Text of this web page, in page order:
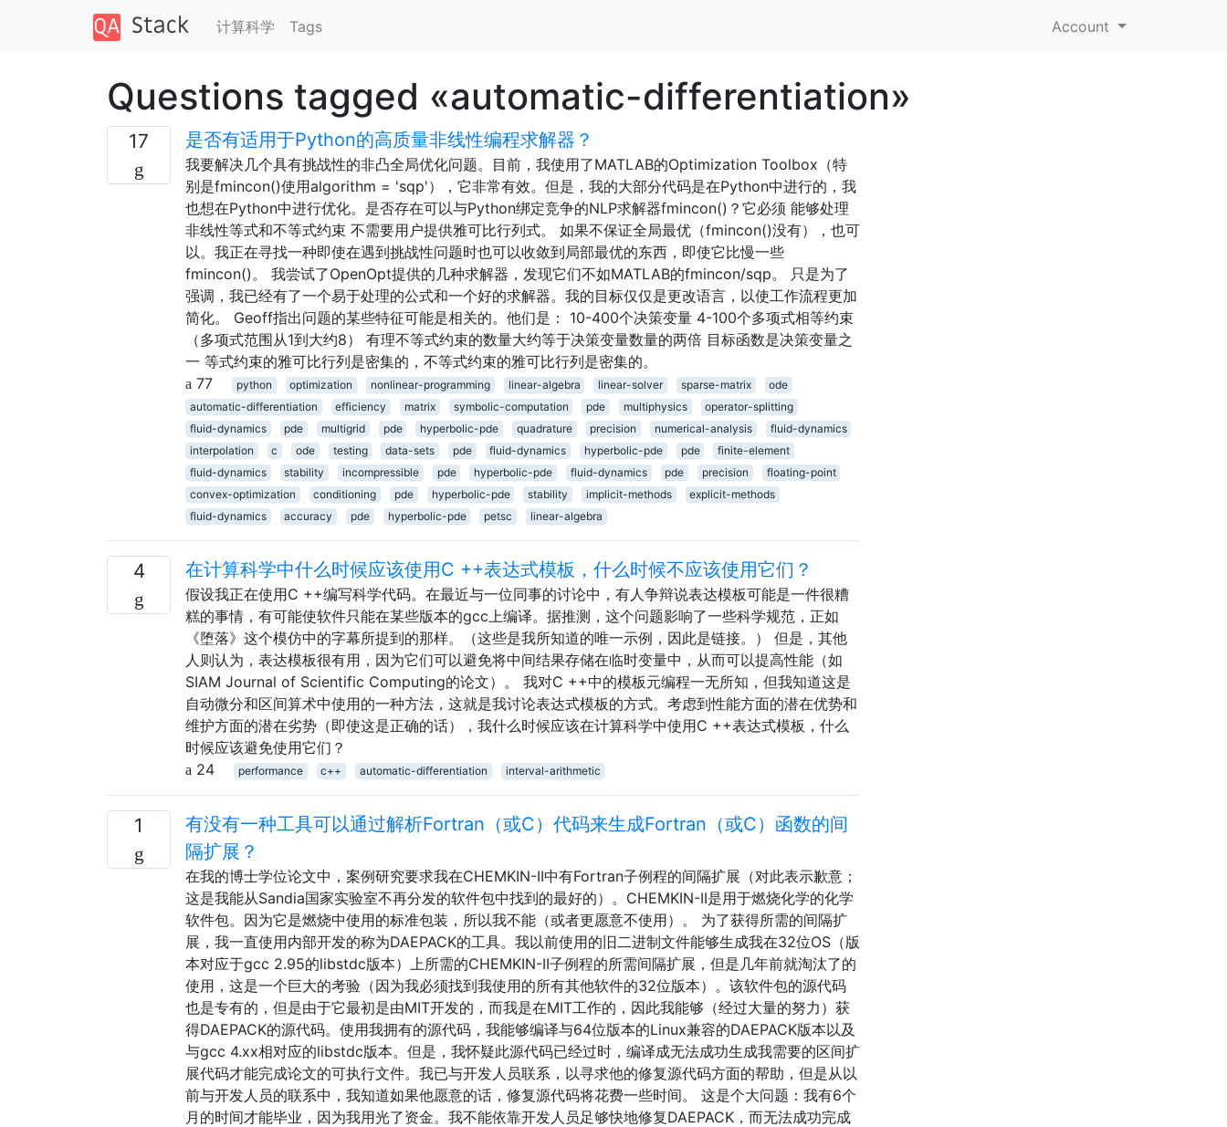
计算科学 Tags Account
Questions tagged «automatic-differentiation»
17 是否有适用于Python的高质量非线性编程求解器？
我要解决几个具有挑战性的非凸全局优化问题。目前，我使用了MATLAB的Optimization Toolbox（特
别是fmincon()使用algorithm = 'sqp'），它非常有效。但是，我的大部分代码是在Python中进行的，我
也想在Python中进行优化。是否存在可以与Python绑定竞争的NLP求解器fmincon()？它必须 能够处理
非线性等式和不等式约束 不需要用户提供雅可比行列式。 如果不保证全局最优（fmincon()没有），也可
以。我正在寻找一种即使在遇到挑战性问题时也可以收敛到局部最优的东西，即使它比慢一些
fmincon()。 我尝试了OpenOpt提供的几种求解器，发现它们不如MATLAB的fmincon/sqp。 只是为了
强调，我已经有了一个易于处理的公式和一个好的求解器。我的目标仅仅是更改语言，以使工作流程更加
简化。 Geoff指出问题的某些特征可能是相关的。他们是： 10-400个决策变量 4-100个多项式相等约束
（多项式范围从1到大约8） 有理不等式约束的数量大约等于决策变量数量的两倍 目标函数是决策变量之
一 等式约束的雅可比行列是密集的，不等式约束的雅可比行列是密集的。
77
python optimization nonlinear-programming linear-algebra linear-solver sparse-matrix
ode
automatic-differentiation
efficiency matrix symbolic-computation pde multiphysics
operator-splitting
fluid-dynamics
pde multigrid pde hyperbolic-pde quadrature precision numerical-analysis
fluid-dynamics
interpolation
c ode testing data-sets pde fluid-dynamics hyperbolic-pde pde
finite-element
fluid-dynamics
stability incompressible pde hyperbolic-pde fluid-dynamics pde precision
floating-point
convex-optimization
conditioning pde hyperbolic-pde stability implicit-methods
explicit-methods
fluid-dynamics
accuracy pde hyperbolic-pde petsc linear-algebra
4 在计算科学中什么时候应该使用C ++表达式模板，什么时候不应该使用它们？
假设我正在使用C ++编写科学代码。在最近与一位同事的讨论中，有人争辩说表达模板可能是一件很糟
糕的事情，有可能使软件只能在某些版本的gcc上编译。据推测，这个问题影响了一些科学规范，正如
《堕落》这个模仿中的字幕所提到的那样。（这些是我所知道的唯一示例，因此是链接。） 但是，其他
人则认为，表达模板很有用，因为它们可以避免将中间结果存储在临时变量中，从而可以提高性能（如
SIAM Journal of Scientific Computing的论文）。 我对C ++中的模板元编程一无所知，但我知道这是
自动微分和区间算术中使用的一种方法，这就是我讨论表达式模板的方式。考虑到性能方面的潜在优势和
维护方面的潜在劣势（即使这是正确的话），我什么时候应该在计算科学中使用C ++表达式模板，什么
时候应该避免使用它们？
24
performance c++ automatic-differentiation interval-arithmetic
1
有没有一种工具可以通过解析Fortran（或C）代码来生成Fortran（或C）函数的间
隔扩展？
在我的博士学位论文中，案例研究要求我在CHEMKIN-II中有Fortran子例程的间隔扩展（对此表示歉意；
这是我能从Sandia国家实验室不再分发的软件包中找到的最好的）。CHEMKIN-II是用于燃烧化学的化学
软件包。因为它是燃烧中使用的标准包装，所以我不能（或者更愿意不使用）。 为了获得所需的间隔扩
展，我一直使用内部开发的称为DAEPACK的工具。我以前使用的旧二进制文件能够生成我在32位OS（版
本对应于gcc 2.95的libstdc版本）上所需的CHEMKIN-II子例程的所需间隔扩展，但是几年前就淘汰了的
使用，这是一个巨大的考验（因为我必须找到我使用的所有其他软件的32位版本）。该软件包的源代码
也是专有的，但是由于它最初是由MIT开发的，而我是在MIT工作的，因此我能够（经过大量的努力）获
得DAEPACK的源代码。使用我拥有的源代码，我能够编译与64位版本的Linux兼容的DAEPACK版本以及
与gcc 4.xx相对应的libstdc版本。但是，我怀疑此源代码已经过时，编译成无法成功生成我需要的区间扩
展代码才能完成论文的可执行文件。我已与开发人员联系，以寻求他的修复源代码方面的帮助，但是从以
前与开发人员的联系中，我知道如果他愿意的话，修复源代码将花费一些时间。 这是个大问题：我有6个
月的时间才能毕业，因为我用光了资金。我不能依靠开发人员足够快地修复DAEPACK，而无法成功完成